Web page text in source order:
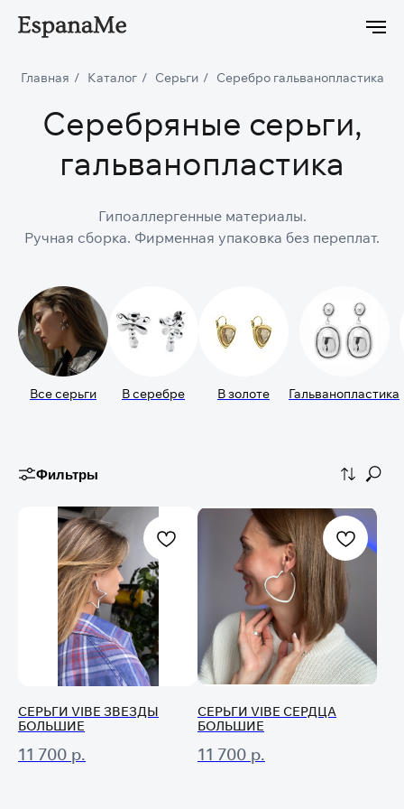
онлайн заказ -5% на
Главная / Каталог / Серьги / Серебро гальванопластика
Серебряные серьги,
гальванопластика
Гипоаллергенные материалы.
Ручная сборка. Фирменная упаковка без переплат.
Все серьги В серебре В золоте Гальванопластика
Фильтры
СЕРЬГИ VIBE ЗВЕЗДЫ
БОЛЬШИЕ
11 700 р.
СЕРЬГИ VIBE СЕРДЦА
БОЛЬШИЕ
11 700 р.